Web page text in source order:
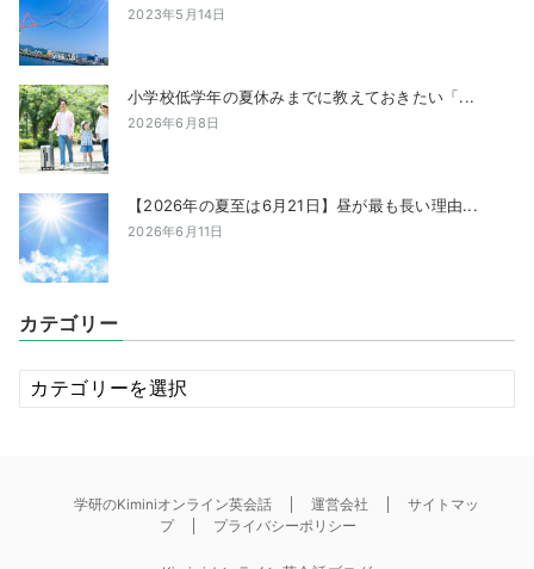
2023年5月14日
小学校低学年の夏休みまでに教えておきたい「...
2026年6月8日
【2026年の夏至は6月21日】昼が最も長い理由...
2026年6月11日
カテゴリー
カ
テ
学研のKiminiオンライン英会話 運営会社
サイトマッ
プ
プライバシーポリシー